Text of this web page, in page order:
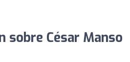
sobre César Manso